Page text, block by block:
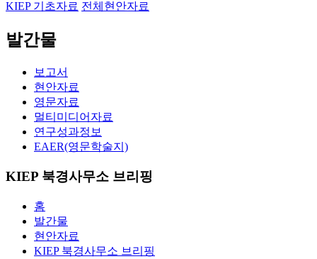
KIEP 기초자료 전체현안자료
발간물
보고서
현안자료
영문자료
멀티미디어자료
연구성과정보
EAER(영문학술지)
KIEP 북경사무소 브리핑
홈
발간물
현안자료
KIEP 북경사무소 브리핑